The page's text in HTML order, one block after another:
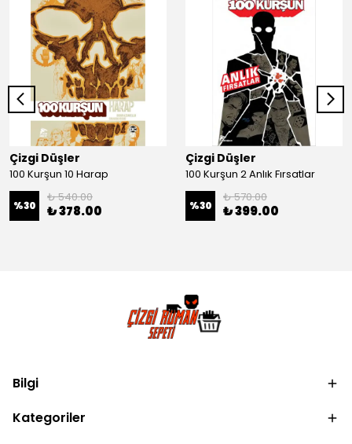
Çizgi Düşler
100 Kurşun 10 Harap
%30
₺ 540.00
₺ 378.00
Çizgi Düşler
100 Kurşun 2 Anlık Fırsatlar
%30
₺ 570.00
₺ 399.00
Bilgi
Kategoriler